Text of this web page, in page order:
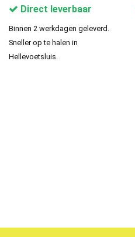
Direct leverbaar
Binnen 2 werkdagen geleverd.
Sneller op te halen in
Hellevoetsluis.